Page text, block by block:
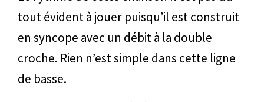
tout évident à jouer puisqu’il est construit
en syncope avec un débit à la double
croche. Rien n’est simple dans cette ligne
de basse.